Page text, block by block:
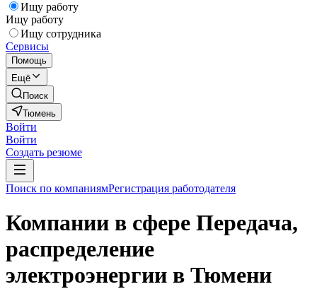
Ищу работу
Ищу работу
Ищу сотрудника
Сервисы
Помощь
Ещё
Поиск
Тюмень
Войти
Войти
Создать резюме
Поиск по компаниямРегистрация работодателя
Компании в сфере Передача,
распределение
электроэнергии в Тюмени